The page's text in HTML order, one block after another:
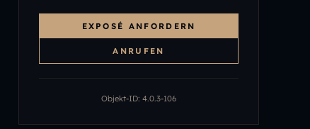
EXPOSÉ ANFORDERN
ANRUFEN
Objekt-ID: 4.0.3-106